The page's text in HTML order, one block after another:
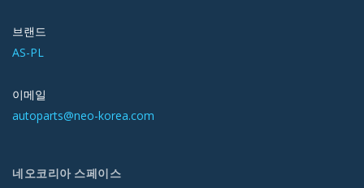
브랜드
AS-PL
이메일
autoparts@neo-korea.com
네오코리아 스페이스